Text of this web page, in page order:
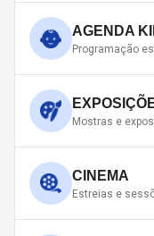
AGENDA
Programação
Mostras e
CINEMA
Estreias e